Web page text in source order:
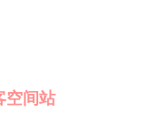
空间站